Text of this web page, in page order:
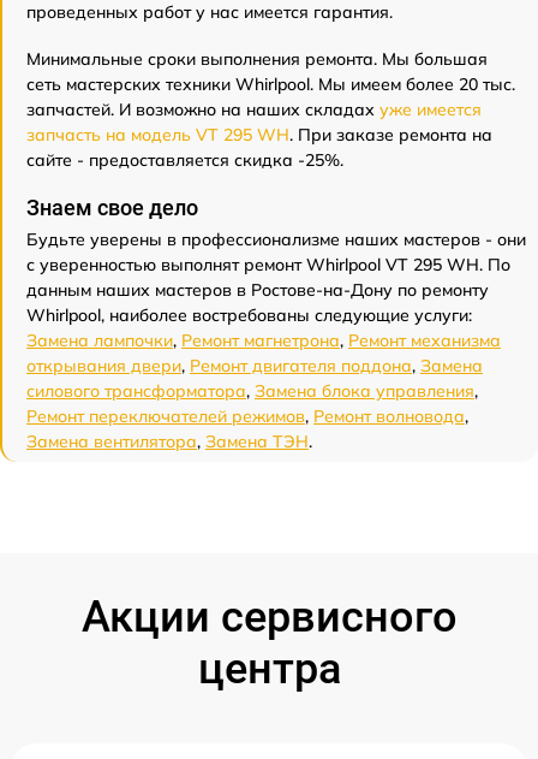
проведенных работ у нас имеется гарантия.
Минимальные сроки выполнения ремонта. Мы большая
сеть мастерских техники Whirlpool. Мы имеем более 20 тыс.
запчастей. И возможно на наших складах уже имеется
запчасть на модель VT 295 WH. При заказе ремонта на
сайте - предоставляется скидка -25%.
Знаем свое дело
Будьте уверены в профессионализме наших мастеров - они
с уверенностью выполнят ремонт Whirlpool VT 295 WH. По
данным наших мастеров в Ростове-на-Дону по ремонту
Whirlpool, наиболее востребованы следующие услуги:
Замена лампочки, Ремонт магнетрона, Ремонт механизма
открывания двери, Ремонт двигателя поддона, Замена
силового трансформатора, Замена блока управления,
Ремонт переключателей режимов, Ремонт волновода,
Замена вентилятора, Замена ТЭН.
Акции сервисного
центра